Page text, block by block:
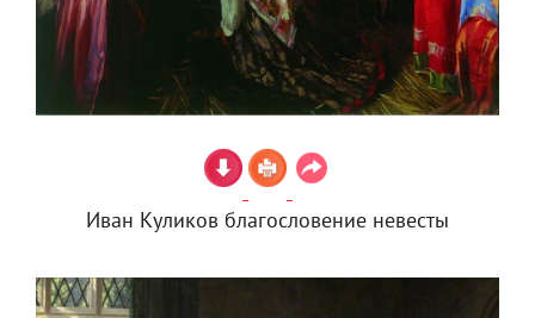
Иван Куликов благословение невесты